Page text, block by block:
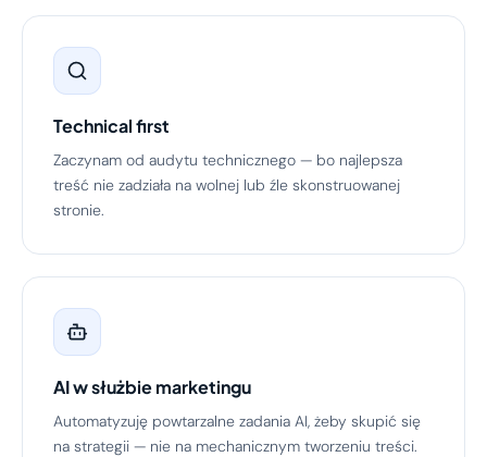
Technical first
Zaczynam od audytu technicznego — bo najlepsza
treść nie zadziała na wolnej lub źle skonstruowanej
stronie.
AI w służbie marketingu
Automatyzuję powtarzalne zadania AI, żeby skupić się
na strategii — nie na mechanicznym tworzeniu treści.